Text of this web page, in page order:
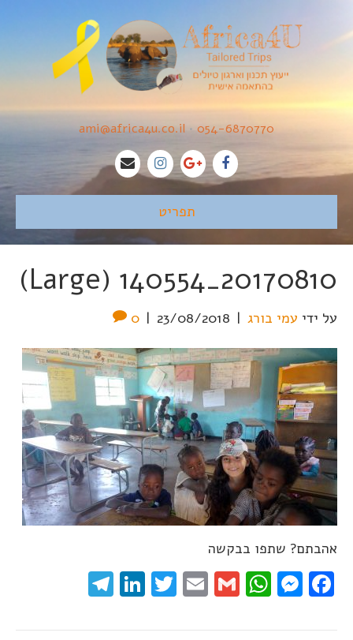
054-6870770
•
ami@africa4u.co.il
תפריט
20170810_140554 (Large)
על ידי עמי בורג |
23/08/2018
|
0
אהבתם? שתפו בבקשה
Facebook
Messenger
WhatsApp
Gmail
Email
Twitter
LinkedIn